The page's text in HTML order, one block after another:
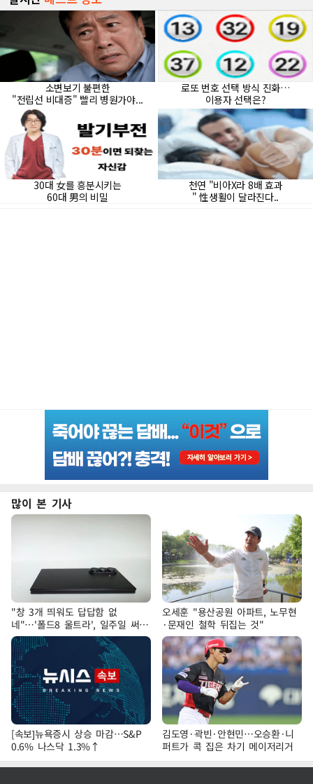
많이 본 기사
"창 3개 띄워도 답답함 없
네"…'폴드8 울트라', 일주일 써보
니
오세훈 "용산공원 아파트, 노무현
·문재인 철학 뒤집는 것"
[속보]뉴욕증시 상승 마감…S&P
0.6% 나스닥 1.3%↑
김도영·곽빈·안현민…오승환·니
퍼트가 콕 집은 차기 메이저리거